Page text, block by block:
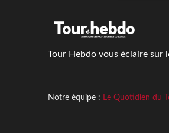
Tour Hebdo vous éclaire sur
Notre équipe : Le Quotidien du